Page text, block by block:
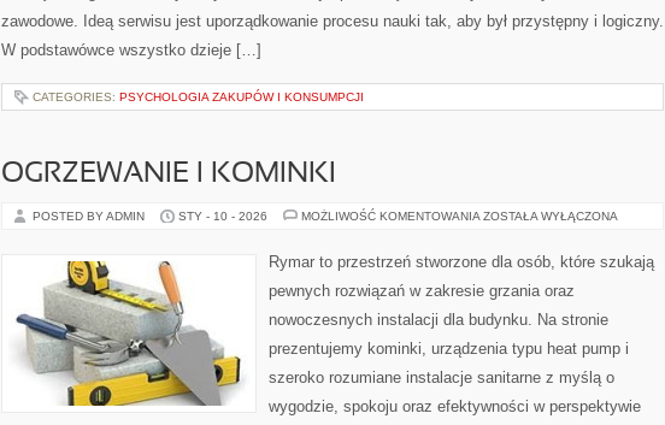
zawodowe. Ideą serwisu jest uporządkowanie procesu nauki tak, aby był przystępny i logiczny.
W podstawówce wszystko dzieje […]
CATEGORIES: PSYCHOLOGIA ZAKUPÓW I KONSUMPCJI
OGRZEWANIE I KOMINKI
POSTED BY ADMIN STY - 10 - 2026 MOŻLIWOŚĆ KOMENTOWANIA OGRZEWANIE
ZOSTAŁA WYŁĄCZONA
Rymar to przestrzeń stworzone dla osób, które szukają
pewnych rozwiązań w zakresie grzania oraz
nowoczesnych instalacji dla budynku. Na stronie
prezentujemy kominki, urządzenia typu heat pump i
szeroko rozumiane instalacje sanitarne z myślą o
wygodzie, spokoju oraz efektywności w perspektywie